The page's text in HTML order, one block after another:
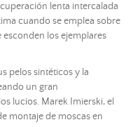
lenta intercalada
cuando se emplea sobre
esconden los ejemplares
pelos sintéticos y la
un gran
lucios. Marek Imierski, el
montaje de moscas en